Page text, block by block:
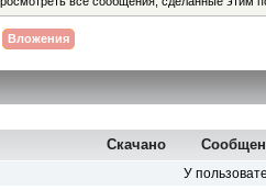
Вложения
Скачано
У